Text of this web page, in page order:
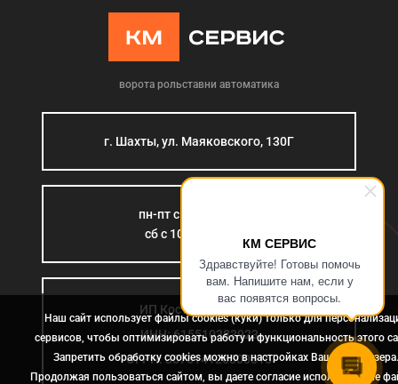
КМ СЕРВИС
Здравствуйте! Готовы помочь
вам. Напишите нам, если у
вас появятся вопросы.
ворота рольставни автоматика
г. Шахты, ул. Маяковского, 130Г
пн-пт с 9:00 до 18:00
сб с 10:00 до 15:00
ИП Костромина Л.Б.
ИНН: 615510383923
ОГРН: 307614126000015
Наш сайт использует файлы cookies (куки) только для
сервисов, чтобы оптимизировать работу и функциональность этого
Запретить обработку cookies можно в настройках Вашего браузера.
Продолжая пользоваться сайтом, вы даете согласие использование